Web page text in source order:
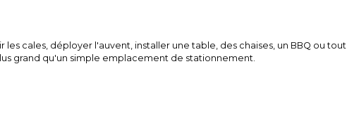
cales, déployer l'auvent, installer une table, des chaises, un BBQ ou tout
grand qu'un simple emplacement de stationnement.